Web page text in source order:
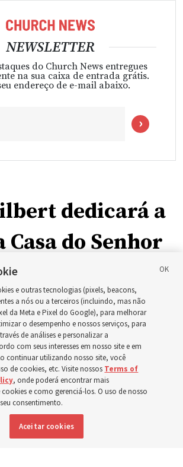
NEWSLETTER
do Church News entregues
na sua caixa de entrada grátis.
endereço de e-mail abaixo.
dedicará a
do Senhor
Cody Wyoming em outubro será
por Élder Clark G. Gilbert
p.m. MDT Compartilhar
| Espanhol
e outras tecnologias (pixels, beacons,
a nós ou a terceiros (incluindo, mas não
da Meta e Pixel do Google), para melhorar
o desempenho e nossos serviços, para
de análises e personalizar a
com seus interesses em nosso site e em
continuar utilizando nosso site, você
de cookies, etc. Visite nossos Terms of
, onde poderá encontrar mais
e como gerenciá-los. O uso de nosso
consentimento.
Aceitar cookies